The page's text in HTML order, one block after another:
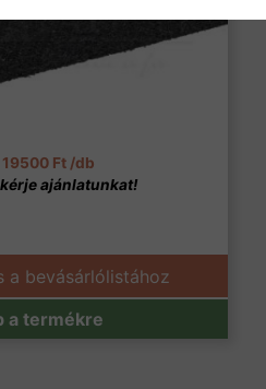
19500 Ft /db
a bevásárlólistához
a termékre